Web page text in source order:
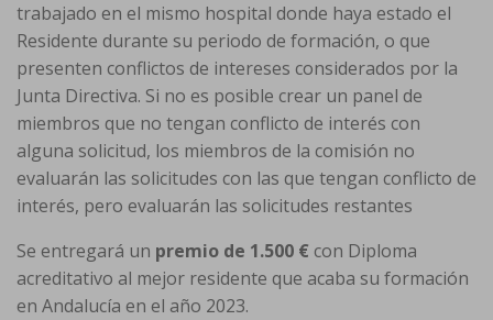
trabajado en el mismo hospital donde haya estado el
Residente durante su periodo de formación, o que
presenten conflictos de intereses considerados por la
Junta Directiva. Si no es posible crear un panel de
miembros que no tengan conflicto de interés con
alguna solicitud, los miembros de la comisión no
evaluarán las solicitudes con las que tengan conflicto de
interés, pero evaluarán las solicitudes restantes
Se entregará un premio de 1.500 € con Diploma
acreditativo al mejor residente que acaba su formación
en Andalucía en el año 2023.